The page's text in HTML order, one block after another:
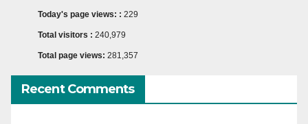
Today's page views: : 229
Total visitors : 240,979
Total page views: 281,357
Recent Comments